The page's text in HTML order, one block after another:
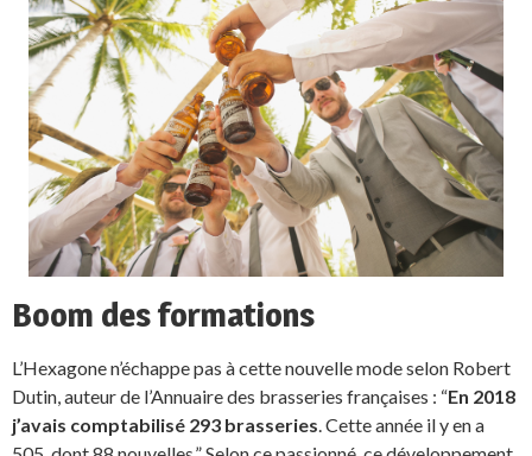
Boom des formations
L’Hexagone n’échappe pas à cette nouvelle mode selon Robert
Dutin, auteur de l’Annuaire des brasseries françaises : “En 2018
j’avais comptabilisé 293 brasseries . Cette année il y en a